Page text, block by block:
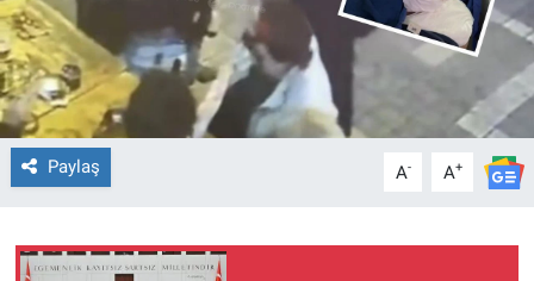
Paylaş A- A+
SPOR
TEKNOLOJİ